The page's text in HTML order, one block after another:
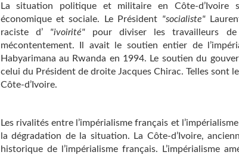
La situation politique et militaire en Côte-d’Ivoire
économique et sociale. Le Président "socialiste"
raciste d’ "ivoirité"pour diviser les travailleurs de
mécontentement. Il avait le soutien entier de
Habyarimana au Rwanda en 1994. Le soutien du
celui du Président de droite Jacques Chirac. Telles sont
Côte-d’Ivoire.
Les rivalités entre l’impérialisme français et
la dégradation de la situation. La Côte-d’Ivoire,
historique de l’impérialisme français. L’impérialisme